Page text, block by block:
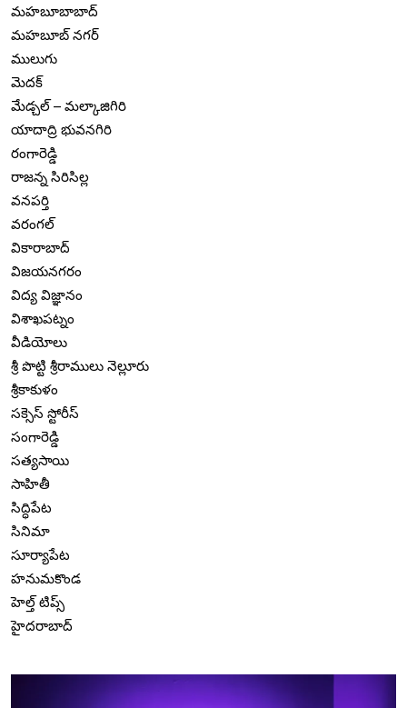
మహబూబాబాద్
మహబూబ్ నగర్
ములుగు
మెదక్
మేడ్చల్ – మల్కాజిగిరి
యాదాద్రి భువనగిరి
రంగారెడ్డి
రాజన్న సిరిసిల్ల
వనపర్తి
వరంగల్
వికారాబాద్
విజయనగరం
విద్య విజ్ఞానం
విశాఖపట్నం
వీడియోలు
శ్రీ పొట్టి శ్రీరాములు నెల్లూరు
శ్రీకాకుళం
సక్సెస్ స్టోరీస్
సంగారెడ్డి
సత్యసాయి
సాహితీ
సిద్ధిపేట
సినిమా
సూర్యాపేట
హనుమకొండ
హెల్త్ టిప్స్
హైదరాబాద్